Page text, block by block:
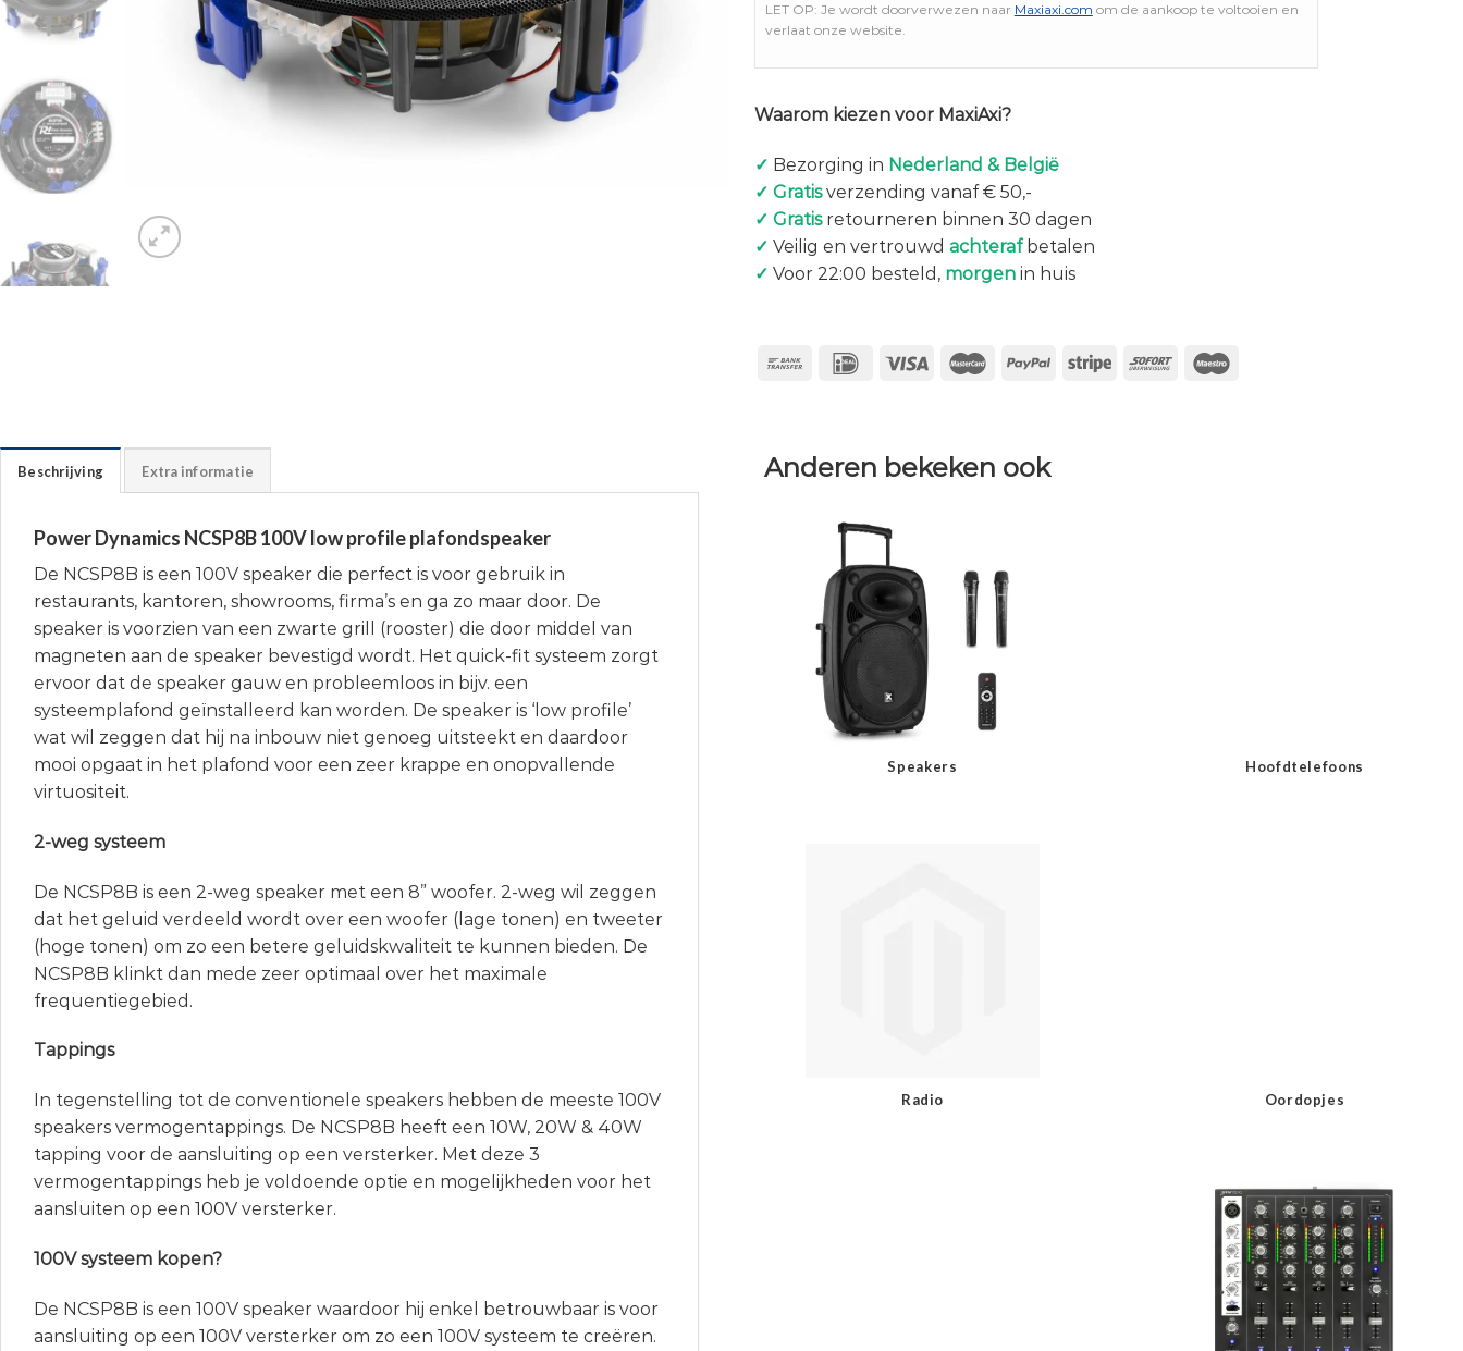
LET OP: Je wordt doorverwezen naar Maxiaxi.com om de aankoop te voltooien en
verlaat onze website.
Waarom kiezen voor MaxiAxi?
✓ Bezorging in Nederland & België
✓ Gratisverzending vanaf € 50,-
✓ Gratisretourneren binnen 30 dagen
✓ Veilig en vertrouwd achterafbetalen
✓ Voor 22:00 besteld, morgenin huis
Beschrijving Extra informatie
Power Dynamics NCSP8B 100V low profile plafondspeaker
De NCSP8B is een 100V speaker die perfect is voor gebruik in
restaurants, kantoren, showrooms, firma’s en ga zo maar door. De
speaker is voorzien van een zwarte grill (rooster) die door middel van
magneten aan de speaker bevestigd wordt. Het quick-fit systeem zorgt
ervoor dat de speaker gauw en probleemloos in bijv. een
systeemplafond geïnstalleerd kan worden. De speaker is ‘low profile’
wat wil zeggen dat hij na inbouw niet genoeg uitsteekt en daardoor
mooi opgaat in het plafond voor een zeer krappe en onopvallende
virtuositeit.
2-weg systeem
De NCSP8B is een 2-weg speaker met een 8” woofer. 2-weg wil zeggen
dat het geluid verdeeld wordt over een woofer (lage tonen) en tweeter
(hoge tonen) om zo een betere geluidskwaliteit te kunnen bieden. De
NCSP8B klinkt dan mede zeer optimaal over het maximale
frequentiegebied.
Tappings
In tegenstelling tot de conventionele speakers hebben de meeste 100V
speakers vermogentappings. De NCSP8B heeft een 10W, 20W & 40W
tapping voor de aansluiting op een versterker. Met deze 3
vermogentappings heb je voldoende optie en mogelijkheden voor het
aansluiten op een 100V versterker.
100V systeem kopen?
De NCSP8B is een 100V speaker waardoor hij enkel betrouwbaar is voor
aansluiting op een 100V versterker om zo een 100V systeem te creëren.
Anderen bekeken ook
Speakers Hoofdtelefoons
Radio Oordopjes